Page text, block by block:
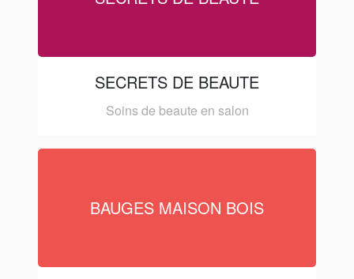
SECRETS DE BEAUTE
Soins de beaute en salon
BAUGES MAISON BOIS